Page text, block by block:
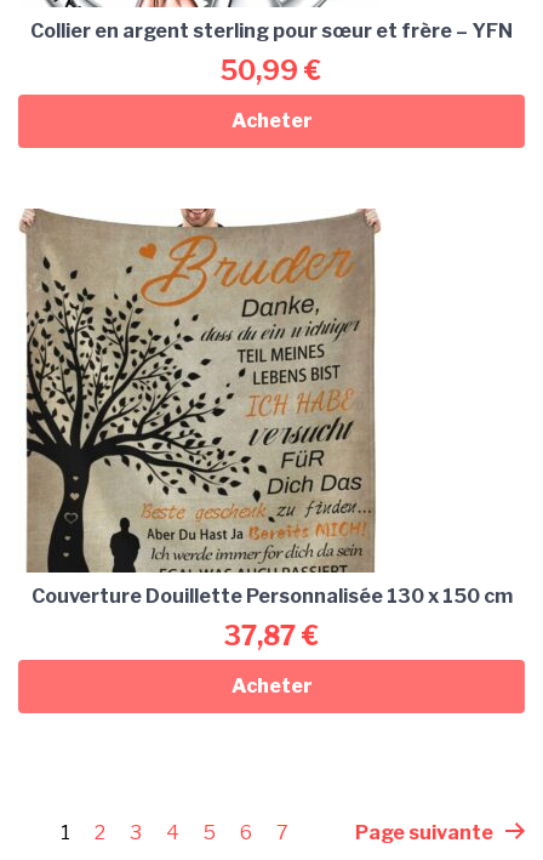
Collier en argent sterling pour sœur et frère – YFN
50,99 €
Acheter
Couverture Douillette Personnalisée 130 x 150 cm
37,87€
Acheter
1 2 3 4 5 6 7 Page suivante